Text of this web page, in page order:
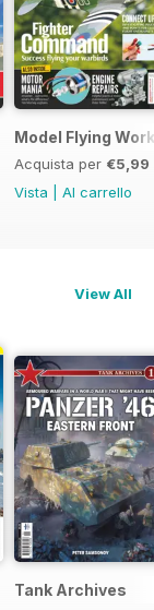
Model Flying
Acquista per €5,99
Vista
Al carrello
View All
Tank Archives